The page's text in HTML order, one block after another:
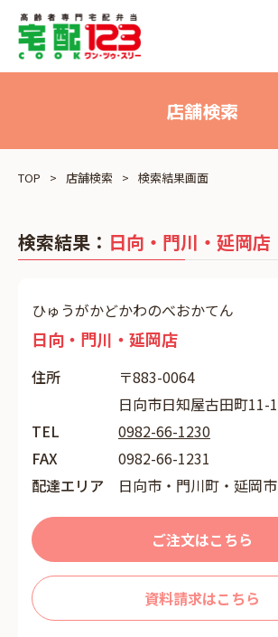
店舗検索
TOP 店舗検索 検索結果画面
検索結果： 日向・門川・延岡店
ひゅうがかどかわのべおかてん
日向・門川・延岡店
住所
〒883-0064
日向市日知屋古田町11-1
TEL
0982-66-1230
FAX
0982-66-1231
配達エリア
日向市・門川町・延岡市
ご注文はこちら
資料請求はこちら